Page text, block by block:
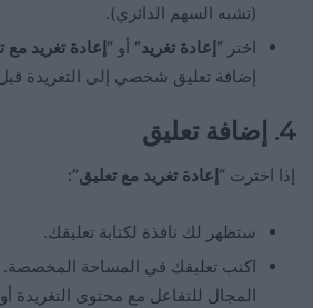
(تشبه السهم الدائري).
اختر “إعادة تغريد” أو “إعادة تغريد مع
إضافة تعليق شخصي إلى التغريدة
4. إضافة تعليق
إذا اخترت “إعادة تغريد مع تعليق”:
ستظهر لك نافذة لكتابة تعليقك.
اكتب تعليقك في المساحة المخصصة.
المجال للتفاعل مع محتوى التغريدة